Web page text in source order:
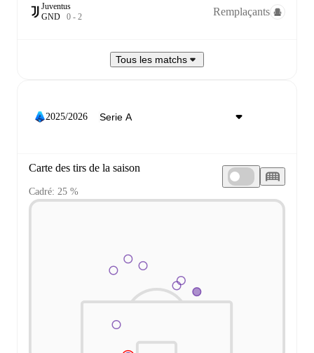
Juventus
GND 0 - 2 Remplaçants
Tous les matchs
2025/2026
Carte des tirs de la saison
Cadré: 25 %